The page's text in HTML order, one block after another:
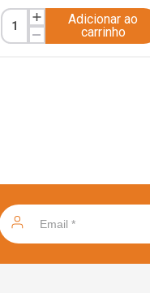
Adicionar ao
carrinho